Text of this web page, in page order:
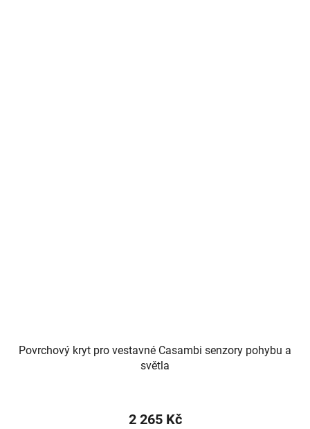
Povrchový kryt pro vestavné Casambi senzory pohybu a
světla
2 265 Kč